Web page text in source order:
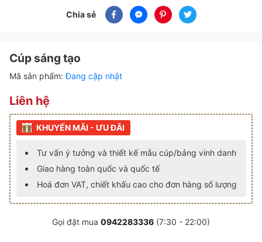
Chia sẻ
Cúp sáng tạo
Mã sản phẩm:Đang cập nhật
Liên hệ
KHUYẾN MÃI - ƯU ĐÃI
Tư vấn ý tưởng và thiết kế mẫu cúp/bảng vinh danh
Giao hàng toàn quốc và quốc tế
Hoá đơn VAT, chiết khấu cao cho đơn hàng số lượng
Gọi đặt mua 0942283336 (7:30 - 22:00)